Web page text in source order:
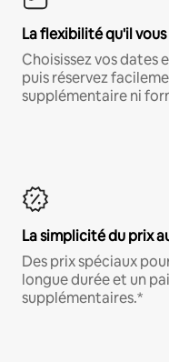
La flexibilité qu'il
Choisissez vos dates
puis réservez
supplémentaire ni
La simplicité du prix
Des prix spéciaux
longue durée et un
supplémentaires.*